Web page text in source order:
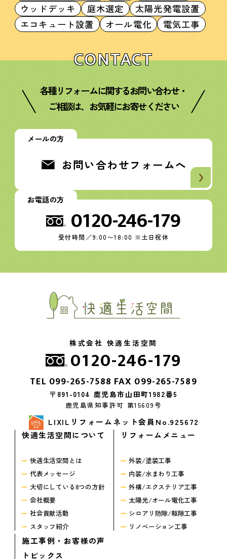
ウッドデッキ
庭木選定
太陽光発電設置
エコキュート設置
オール電化 電気工事
CONTACT
各種リフォームに関するお問い合わせ・
ご相談は、お気軽にお寄せください
メールの方
お問い合わせフォームへ
お電話の方
0120-246-179
受付時間／9:00〜18:00 ※土日祝休
株式会社 快適生活空間
0120-246-179
TEL 099-265-7588 FAX 099-265-7589
〒891-0104 鹿児島市山田町1982番5
鹿児島県知事許可 第15609号
LIXILリフォームネット会員No.925672
快適生活空間について
快適生活空間とは
代表メッセージ
大切にしている8つの方針
会社概要
社会貢献活動
スタッフ紹介
リフォームメニュー
外装/塗装工事
内装/水まわり工事
外構/エクステリア工事
太陽光/オール電化工事
シロアリ防除/駆除工事
リノベーション工事
施工事例・お客様の声
トピックス